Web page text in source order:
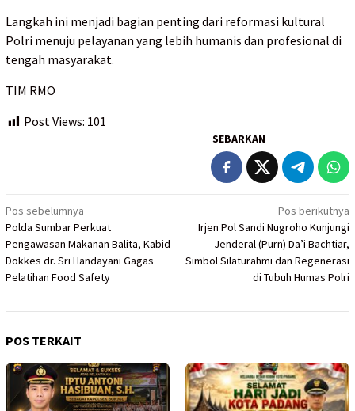
Langkah ini menjadi bagian penting dari reformasi kultural
Polri menuju pelayanan yang lebih humanis dan profesional di
tengah masyarakat.
TIM RMO
Post Views: 101
SEBARKAN
Navigasi
pos
Pos sebelumnya
Polda Sumbar Perkuat
Pengawasan Makanan Balita, Kabid
Dokkes dr. Sri Handayani Gagas
Pelatihan Food Safety
Pos berikutnya
Irjen Pol Sandi Nugroho Kunjungi
Jenderal (Purn) Da’i Bachtiar,
Simbol Silaturahmi dan Regenerasi
di Tubuh Humas Polri
POS TERKAIT